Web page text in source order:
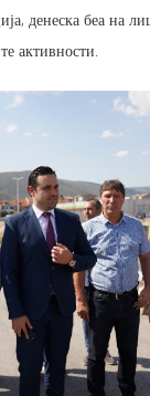
денеска беа на
активности.